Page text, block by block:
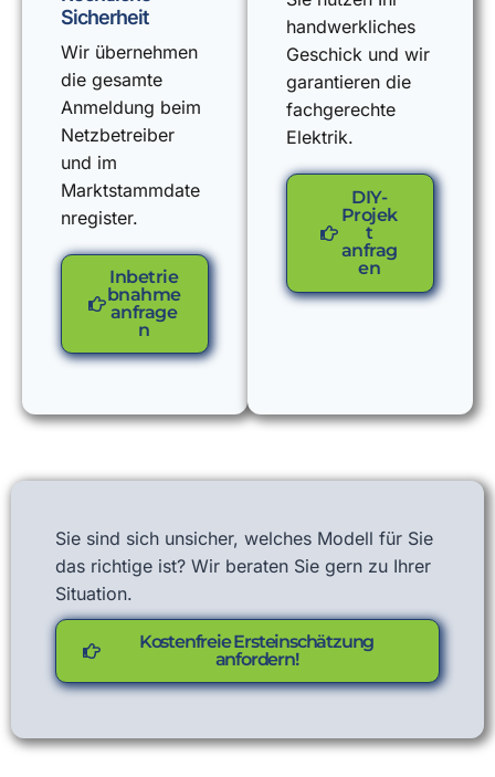
Sicherheit
Wir übernehmen
die gesamte
Anmeldung beim
Netzbetreiber
und im
Marktstammdate
nregister.
Inbetrie
bnahme
anfrage
n
handwerkliches
Geschick und wir
garantieren die
fachgerechte
Elektrik.
DIY-
Projek
t
anfrag
en
Sie sind sich unsicher, welches Modell für Sie
das richtige ist? Wir beraten Sie gern zu Ihrer
Situation.
Kostenfreie Ersteinschätzung
anfordern!